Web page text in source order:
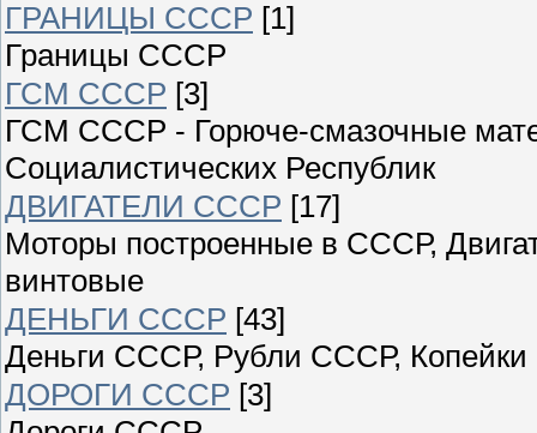
ГРАНИЦЫ СССР [1]
Границы СССР
ГСМ СССР [3]
ГСМ СССР - Горюче-смазочные
Социалистических Республик
ДВИГАТЕЛИ СССР [17]
Моторы построенные в СССР,
винтовые
ДЕНЬГИ СССР [43]
Деньги СССР, Рубли СССР,
ДОРОГИ СССР [3]